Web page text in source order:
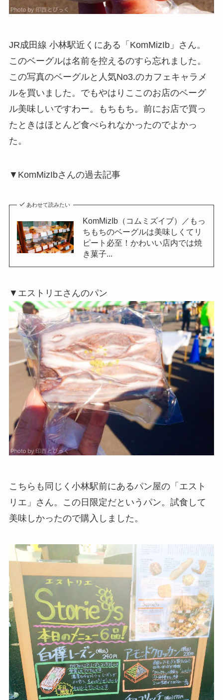
JR成田線 小林駅近くにある「KomMizIb」さん。
このベーグルは名前を控えるのすら忘れました。
この写真のベーグルと人気No3.のカフェキャラメ
ルを買いました。でもやはりここのお店のベーグ
ル美味しいですわー。もちもち。前にお店で買っ
たときはほとんど食べられなかったのでよかっ
た。
▼KomMizIbさんの過去記事
あわせて読みたい
KomMizIb（コムミズイブ）／もっ
ちもちのベーグルは美味しくてリ
ピート必至！かわいい店内では焼
き菓子...
▼エストリエさんのパン
こちらも同じく小林駅前にあるパン屋の「エスト
リエ」さん。この日限定だというパン。試食して
美味しかったので購入しました。